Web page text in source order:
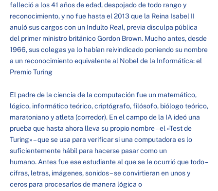
falleció a los 41 años de edad, despojado de todo rango y
reconocimiento, y no fue hasta el 2013 que la Reina Isabel II
anuló sus cargos con un Indulto Real, previa disculpa pública
del primer ministro británico Gordon Brown. Mucho antes, desde
1966, sus colegas ya lo habían reivindicado poniendo su nombre
a un reconocimiento equivalente al Nobel de la Informática: el
Premio Turing
El padre de la ciencia de la computación fue un matemático,
lógico, informático teórico, criptógrafo, filósofo, biólogo teórico,
maratoniano y atleta (corredor). En el campo de la IA ideó una
prueba que hasta ahora lleva su propio nombre – el «Test de
Turing» – que se usa para verificar si una computadora es lo
suficientemente hábil para hacerse pasar como un
humano. Antes fue ese estudiante al que se le ocurrió que todo –
cifras, letras, imágenes, sonidos – se convirtieran en unos y
ceros para procesarlos de manera lógica o